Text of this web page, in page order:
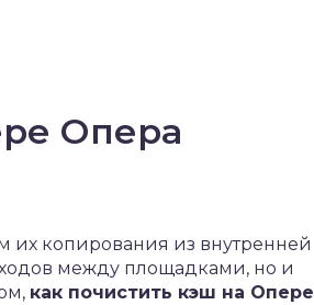
Опера
их копирования из внутренней
между площадками, но и
как почистить кэш на Опере